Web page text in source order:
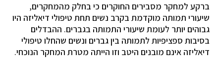
ברקע למחקר מסבירים החוקרים כי בחלק מהמחקרים,
שיעורי תמותה מוקדמת בקרב נשים תחת טיפולי דיאליזה היו
גבוהים יותר לעומת שיעורי התמותה בגברים. ההבדלים
בסיבות ספציפיות לתמותה בין גברים ונשים שהחלו טיפולי
דיאליזה אינם מובנים היטב וזו הייתה מטרת המחקר הנוכחי.